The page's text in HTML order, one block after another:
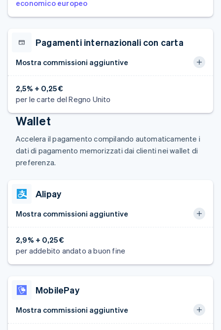
Stripe Sessions 2026
economico europeo
Pagamenti internazionali con carta
2,5% + 0,25 €
per le carte del Regno Unito
Mostra commissioni aggiuntive
Wallet
Accelera il pagamento compilando automaticamente i
dati di pagamento memorizzati dai clienti nei wallet di
preferenza.
Alipay
2,9% + 0,25 €
per addebito andato a buon fine
Mostra commissioni aggiuntive
MobilePay
Mostra commissioni aggiuntive